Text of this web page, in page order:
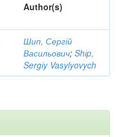
Author(s)
Шип, Сергій
Васильович; Shіp,
Sergіy Vasylyovych